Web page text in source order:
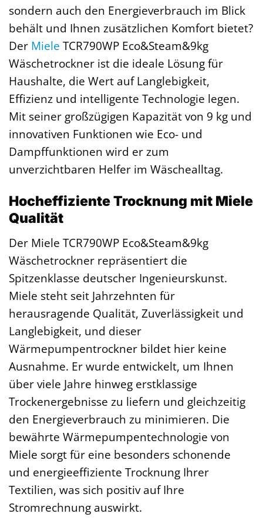
sondern auch den Energieverbrauch im Blick
behält und Ihnen zusätzlichen Komfort bietet?
Der Miele TCR790WP Eco&Steam&9kg
Wäschetrockner ist die ideale Lösung für
Haushalte, die Wert auf Langlebigkeit,
Effizienz und intelligente Technologie legen.
Mit seiner großzügigen Kapazität von 9 kg und
innovativen Funktionen wie Eco- und
Dampffunktionen wird er zum
unverzichtbaren Helfer im Wäschealltag.
Hocheffiziente Trocknung mit Miele
Qualität
Der Miele TCR790WP Eco&Steam&9kg
Wäschetrockner repräsentiert die
Spitzenklasse deutscher Ingenieurskunst.
Miele steht seit Jahrzehnten für
herausragende Qualität, Zuverlässigkeit und
Langlebigkeit, und dieser
Wärmepumpentrockner bildet hier keine
Ausnahme. Er wurde entwickelt, um Ihnen
über viele Jahre hinweg erstklassige
Trockenergebnisse zu liefern und gleichzeitig
den Energieverbrauch zu minimieren. Die
bewährte Wärmepumpentechnologie von
Miele sorgt für eine besonders schonende
und energieeffiziente Trocknung Ihrer
Textilien, was sich positiv auf Ihre
Stromrechnung auswirkt.